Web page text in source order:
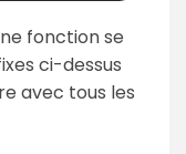
fonction se
ci-dessus
avec tous les